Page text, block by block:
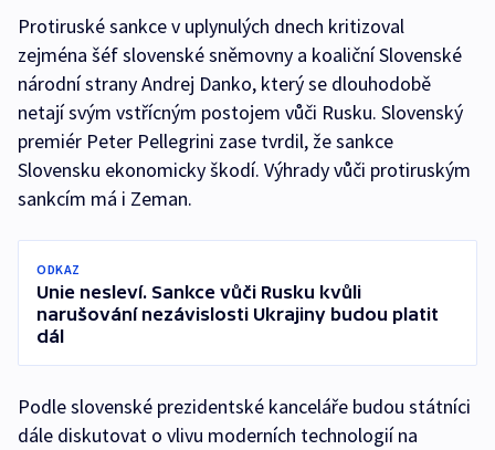
Protiruské sankce v uplynulých dnech kritizoval
zejména šéf slovenské sněmovny a koaliční Slovenské
národní strany Andrej Danko, který se dlouhodobě
netají svým vstřícným postojem vůči Rusku. Slovenský
premiér Peter Pellegrini zase tvrdil, že sankce
Slovensku ekonomicky škodí. Výhrady vůči protiruským
sankcím má i Zeman.
ODKAZ
Unie nesleví. Sankce vůči Rusku kvůli
narušování nezávislosti Ukrajiny budou platit
dál
Podle slovenské prezidentské kanceláře budou státníci
dále diskutovat o vlivu moderních technologií na